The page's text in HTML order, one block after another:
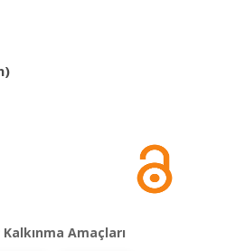
Amaçları